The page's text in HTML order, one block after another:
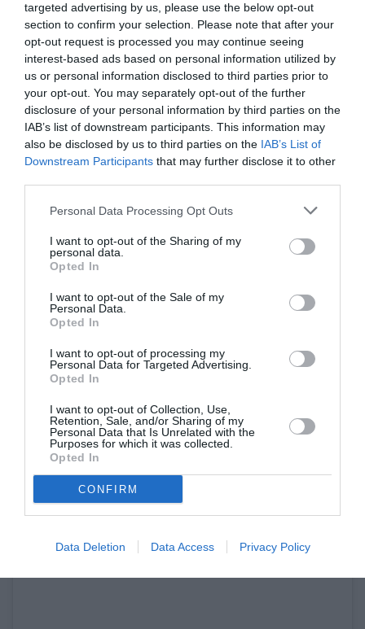
targeted advertising by us, please use the below opt-out
section to confirm your selection. Please note that after your
opt-out request is processed you may continue seeing
interest-based ads based on personal information utilized by
us or personal information disclosed to third parties prior to
your opt-out. You may separately opt-out of the further
disclosure of your personal information by third parties on the
IAB’s list of downstream participants. This information may
also be disclosed by us to third parties on the IAB’s List of
Downstream Participants that may further disclose it to other
Personal Data Processing Opt Outs
I want to opt-out of the Sharing of my
personal data.
Opted In
I want to opt-out of the Sale of my
Personal Data.
Opted In
I want to opt-out of processing my
Personal Data for Targeted Advertising.
Opted In
I want to opt-out of Collection, Use,
Retention, Sale, and/or Sharing of my
Personal Data that Is Unrelated with the
Purposes for which it was collected.
Opted In
CONFIRM
Data Deletion Data Access Privacy Policy
σωματικήςέγιναν στο κέντρο της πόλης (…)”.
»Στα πάρκα, τους δρόμους, τις συγκοινωνίες,
μια σειρά απόπαρεμβάσειςείναι εφικτές όσο
και αναγκαίες για τησυμπερίληψη των
γυναικώνκαι τωνπαιδιώνστον αστικό
σχεδιασμό.
ισότητας” φιλοξενείται στοτεύχος Νοεμβρίου
σχεδίας” (#105) το οποίο κυκλοφορεί
στους δρόμους της πόλης
Δείτε την ανάρτηση: